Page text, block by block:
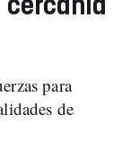
cercanía
para
de